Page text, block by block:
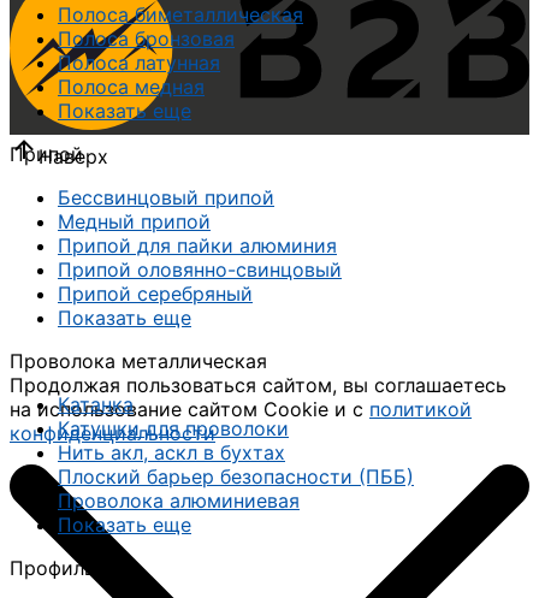
Полоса биметаллическая
Полоса бронзовая
Полоса латунная
Полоса медная
Показать еще
Припой
Бессвинцовый припой
Медный припой
Припой для пайки алюминия
Припой оловянно-свинцовый
Припой серебряный
Показать еще
Проволока металлическая
Катанка
Катушки для проволоки
Нить акл, аскл в бухтах
Плоский барьер безопасности (ПББ)
Проволока алюминиевая
Показать еще
Профиль
Наверх
Продолжая пользоваться сайтом, вы соглашаетесь
на использование сайтом Cookie и с политикой
конфиденциальности